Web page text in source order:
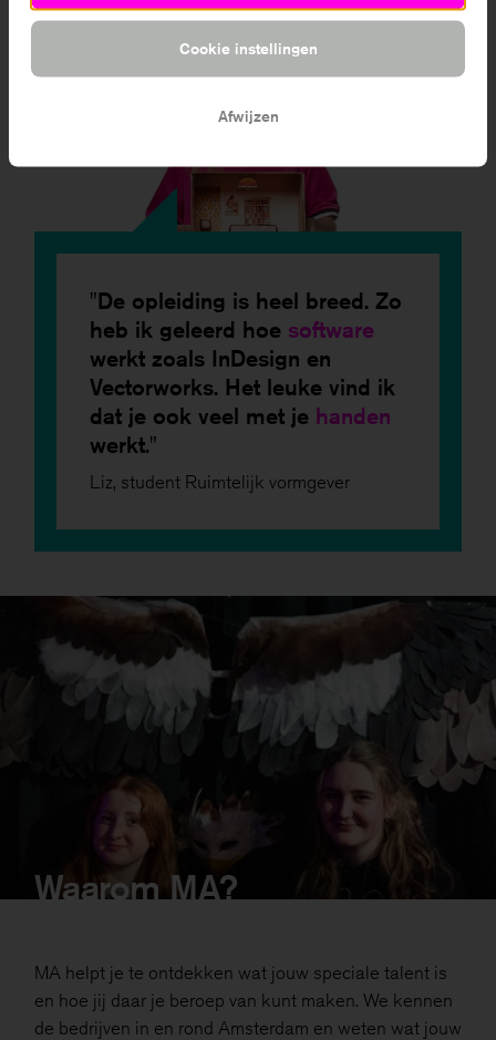
De opleiding is heel breed. Zo
heb ik geleerd hoe software
werkt zoals InDesign en
Vectorworks. Het leuke vind ik
dat je ook veel met je handen
werkt.
Liz, student Ruimtelijk vormgever
Waarom MA?
MA helpt je te ontdekken wat jouw speciale talent is
en hoe jij daar je beroep van kunt maken. We kennen
de bedrijven in en rond Amsterdam en weten wat jouw
Cookie instellingen
Afwijzen